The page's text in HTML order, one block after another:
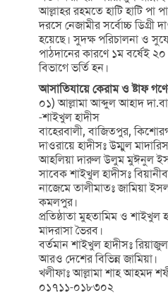
আল্লাহর রহমতে হাটি হাটি পা
দরসে নেজামীর সর্বোচ্চ ডিগ্রী
হয়েছে। সুদক্ষ পরিচালনা ও
পাঠদানের কারণে ১ম বর্ষেই ২০
বিভাগে ভর্তি হন।
আসাতিযায়ে কেরাম ও ষ্টাফ
০১) আল্লামা আব্দুল আহাদ
-শাইখুল হাদীস
বাহেরবালী, বাজিতপুর,
দাওরায়ে হাদীসঃ উম্মুল
আহলিয়া দারুল উলুম মুঈনুল
সাবেক শাইখুল হাদীসঃ
নাজেমে তালীমাতঃ জামিয়া
কমলপুর।
প্রতিষ্ঠাতা মুহতামিম ও শাইখুল
মাদরাসা ভৈরব।
বর্তমান শাইখুল হাদীসঃ
আরও দেশের বিভিন্ন জামিয়া।
খলীফাঃ আল্লামা শাহ আহমদ
০১৭১১-০১৮৩০২